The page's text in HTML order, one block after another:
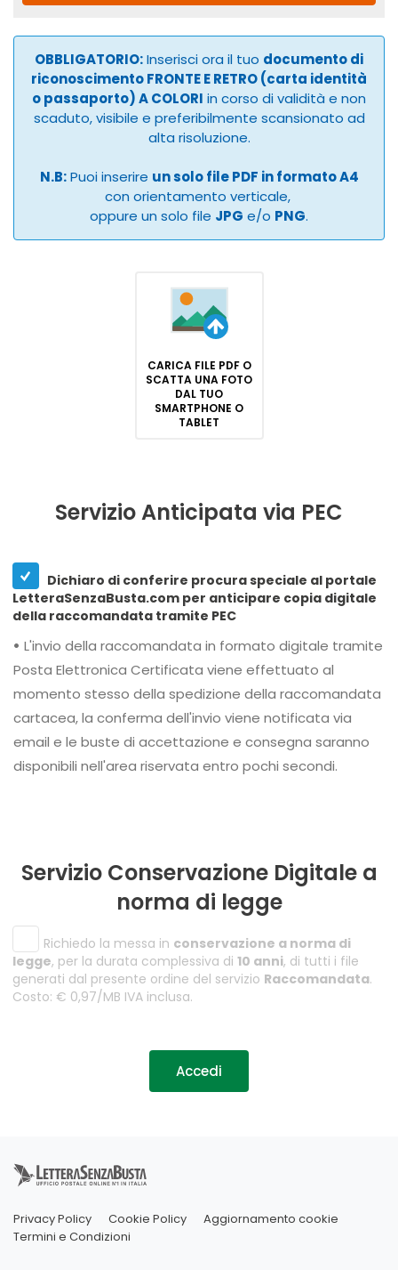
OBBLIGATORIO:Inserisci ora il tuo documento di
riconoscimento FRONTE E RETRO (carta identità
o passaporto) A COLORI in corso di validità e non
scaduto, visibile e preferibilmente scansionato ad
alta risoluzione.
N.B:Puoi inserire un solo file PDF in formato A4
con orientamento verticale,
oppure un solo file JPG e/o PNG.
CARICA FILE PDF O
SCATTA UNA FOTO
DAL TUO
SMARTPHONE O
TABLET
Servizio Anticipata via PEC
Dichiaro di conferire procura speciale al portale
LetteraSenzaBusta.com per anticipare copia digitale
della raccomandata tramite PEC
• L'invio della raccomandata in formato digitale tramite
Posta Elettronica Certificata viene effettuato al
momento stesso della spedizione della raccomandata
cartacea, la conferma dell'invio viene notificata via
email e le buste di accettazione e consegna saranno
disponibili nell'area riservata entro pochi secondi.
Servizio Conservazione Digitale a
norma di legge
Richiedo la messa in conservazione a norma di
legge, per la durata complessiva di 10 anni, di tutti i file
generati dal presente ordine del servizio Raccomandata.
Costo: € 0,97/MB IVA inclusa.
Accedi
Privacy Policy Cookie Policy
Aggiornamento cookie
Termini e Condizioni